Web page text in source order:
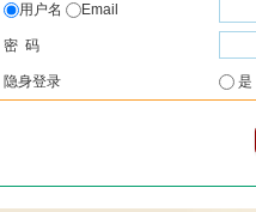
用户名
Email
密 码
隐身登录